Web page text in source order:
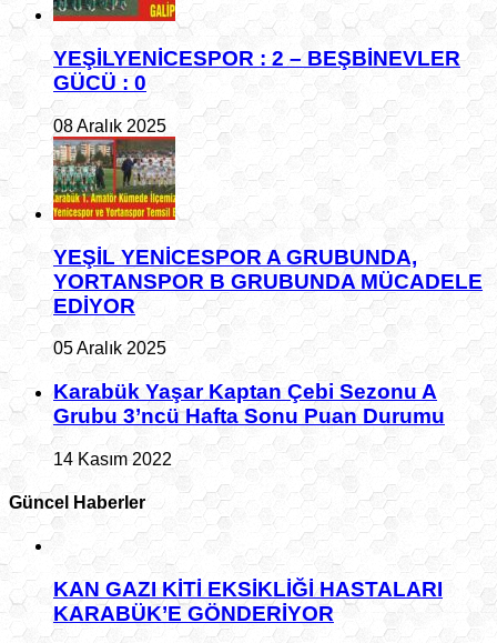
YEŞİLYENİCESPOR : 2 – BEŞBİNEVLER
GÜCÜ : 0
08 Aralık 2025
YEŞİL YENİCESPOR A GRUBUNDA,
YORTANSPOR B GRUBUNDA MÜCADELE
EDİYOR
05 Aralık 2025
Karabük Yaşar Kaptan Çebi Sezonu A
Grubu 3’ncü Hafta Sonu Puan Durumu
14 Kasım 2022
Güncel Haberler
KAN GAZI KİTİ EKSİKLİĞİ HASTALARI
KARABÜK’E GÖNDERİYOR